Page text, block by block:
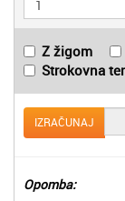
Z žigom
Strokovna
IZRAČUNAJ
Opomba: